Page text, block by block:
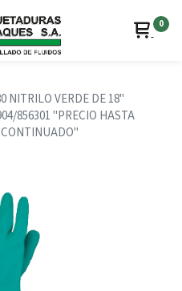
0
NITRILO VERDE DE 18"
856301 "PRECIO HASTA